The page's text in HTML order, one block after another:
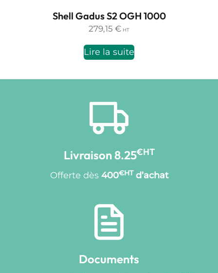
Shell Gadus S2 OGH 1000
279,15 € HT
Lire la suite
Livraison 8.25€HT
Offerte dès 400€HT d’achat
Documents